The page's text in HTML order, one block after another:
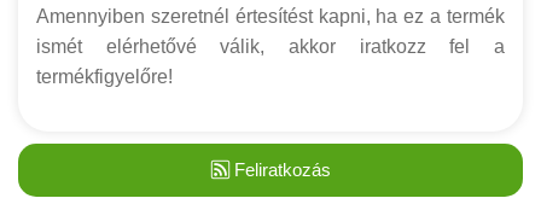
Amennyiben szeretnél értesítést kapni, ha ez a termék
ismét elérhetővé válik, akkor iratkozz fel a
termékfigyelőre!
Feliratkozás